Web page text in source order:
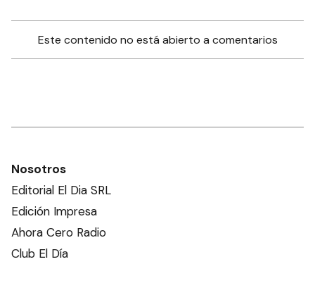
Este contenido no está abierto a comentarios
Nosotros
Editorial El Dia SRL
Edición Impresa
Ahora Cero Radio
Club El Día